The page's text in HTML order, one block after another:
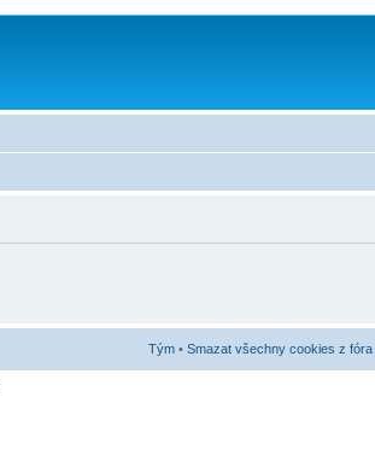
Tým • Smazat všechny cookies z fóra